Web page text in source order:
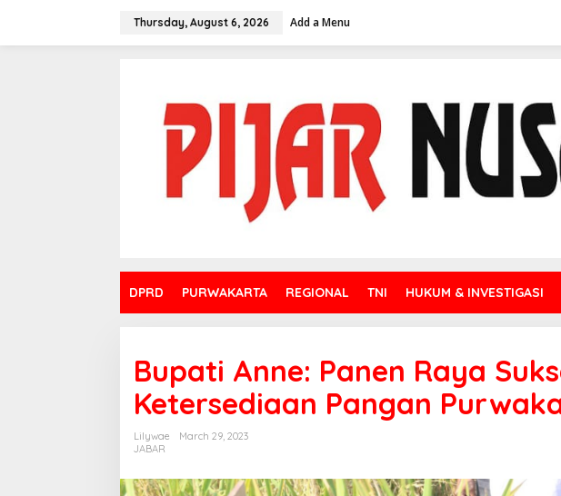
Thursday, August 6, 2026 Add a Menu
DPRD PURWAKARTA REGIONAL TNI HUKUM & INVESTIGASI
Bupati Anne: Panen Raya
Ketersediaan Pangan
Lilywae
March 29, 2023
JABAR